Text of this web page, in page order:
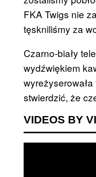
FKA Twigs nie
tęskniliśmy za
Czarno-biały
wydźwiękiem
stwierdzić, że
VIDEOS BY